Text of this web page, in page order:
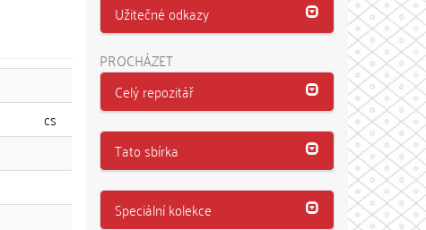
cs
Užitečné odkazy
PROCHÁZET
Celý repozitář
Tato sbírka
Speciální kolekce